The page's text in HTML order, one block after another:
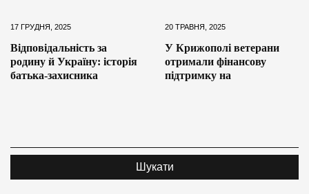
17 ГРУДНЯ, 2025
Відповідальність за
родину й Україну: історія
батька-захисника
20 ТРАВНЯ, 2025
У Крижополі ветерани
отримали фінансову
підтримку на